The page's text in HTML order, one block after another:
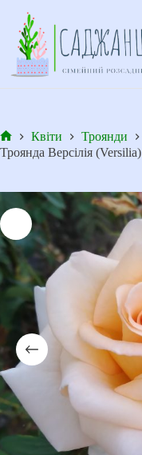
вмісту
Головна
Квіти Троянди
Троянда Версілія (Versilia)